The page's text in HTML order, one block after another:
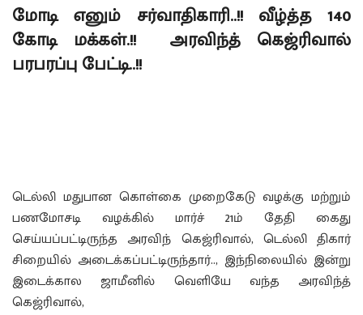
மோடி எனும் சர்வாதிகாரி..!! வீழ்த்த 140
கோடி மக்கள்.!! அரவிந்த் கெஜ்ரிவால்
பரபரப்பு பேட்டி..!!
டெல்லி மதுபான கொள்கை முறைகேடு வழக்கு மற்றும்
பணமோசடி வழக்கில் மார்ச் 21ம் தேதி கைது
செய்யப்பட்டிருந்த அரவிந் கெஜ்ரிவால், டெல்லி திகார்
சிறையில் அடைக்கப்பட்டிருந்தார்.., இந்நிலையில் இன்று
இடைக்கால ஜாமீனில் வெளியே வந்த அரவிந்த்
கெஜ்ரிவால்,